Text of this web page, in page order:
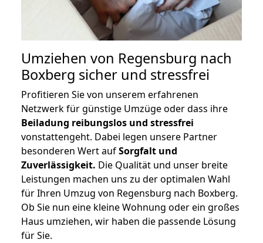
Umziehen von Regensburg nach
Boxberg sicher und stressfrei
Profitieren Sie von unserem erfahrenen
Netzwerk für günstige Umzüge oder dass ihre
Beiladung reibungslos und stressfrei
vonstattengeht. Dabei legen unsere Partner
besonderen Wert aufSorgfalt und
Zuverlässigkeit. Die Qualität und unser breite
Leistungen machen uns zu der optimalen Wahl
für Ihren Umzug von Regensburg nach Boxberg.
Ob Sie nun eine kleine Wohnung oder ein großes
Haus umziehen, wir haben die passende Lösung
für Sie.